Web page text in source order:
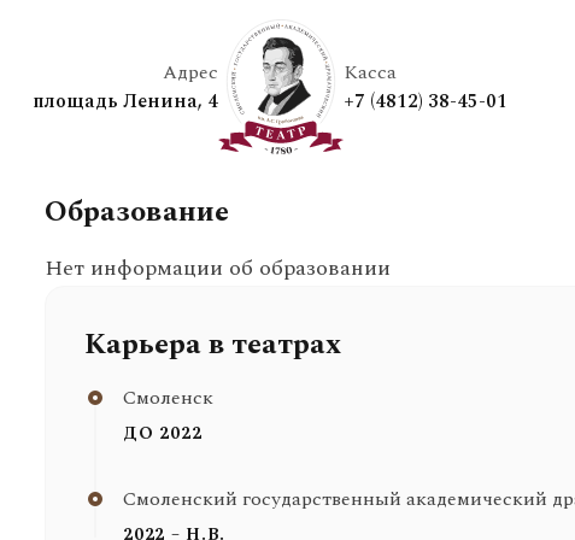
Адрес
площадь Ленина, 4
Касса
+7 (4812) 38-45-01
Образование
Нет информации об образовании
Карьера в театрах
Смоленск
ДО 2022
Смоленский государственный академический
2022 – Н.В.